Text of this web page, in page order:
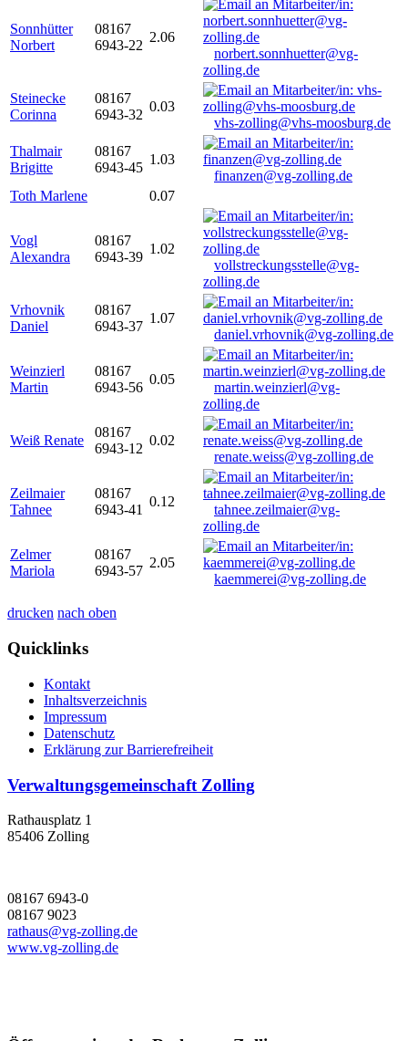
Sonnhütter
Norbert
08167
6943-22
2.06
norbert.sonnhuetter@vg-
zolling.de
Steinecke
Corinna
08167
6943-32
0.03
vhs-zolling@vhs-moosburg.de
Thalmair
Brigitte
08167
6943-45
1.03
finanzen@vg-zolling.de
Toth Marlene
0.07
Vogl
Alexandra
08167
6943-39
1.02
vollstreckungsstelle@vg-
zolling.de
Vrhovnik
Daniel
08167
6943-37
1.07
daniel.vrhovnik@vg-zolling.de
Weinzierl
Martin
08167
6943-56
0.05
martin.weinzierl@vg-
zolling.de
Weiß Renate
08167
6943-12
0.02
renate.weiss@vg-zolling.de
Zeilmaier
Tahnee
08167
6943-41
0.12
tahnee.zeilmaier@vg-
zolling.de
Zelmer
Mariola
08167
6943-57
2.05
kaemmerei@vg-zolling.de
drucken nach oben
Quicklinks
Kontakt
Inhaltsverzeichnis
Impressum
Datenschutz
Erklärung zur Barrierefreiheit
Verwaltungsgemeinschaft Zolling
Rathausplatz 1
85406 Zolling
08167 6943-0
08167 9023
rathaus@vg-zolling.de
www.vg-zolling.de